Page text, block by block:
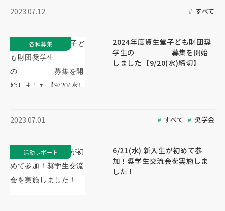
2023.07.12 すべて
2024年度資生堂子ども財団奨
学生の 募集を開始
しました【9/20(水)締切】
2023.07.01 すべて 奨学金
各種募集
6/21(水) 新入生が初めて参
加！奨学生交流会を実施しま
した！
活動レポート